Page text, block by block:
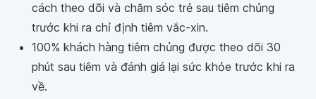
cách theo dõi và chăm sóc trẻ sau tiêm chủng
trước khi ra chỉ định tiêm vắc-xin.
100% khách hàng tiêm chủng được theo dõi 30
phút sau tiêm và đánh giá lại sức khỏe trước khi ra
về.